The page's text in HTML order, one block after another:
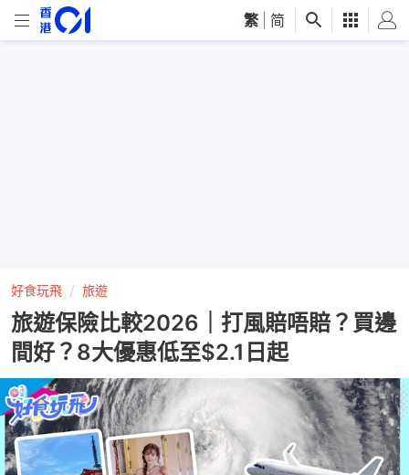
繁 简
好食玩飛 旅遊
旅遊保險比較2026｜打風賠唔賠？買邊
間好？8大優惠低至$2.1日起